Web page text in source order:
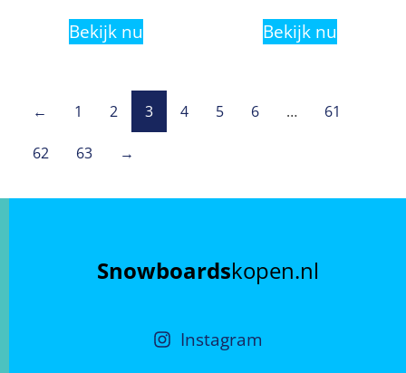
Bekijk nu Bekijk nu
← 1 2 3 4 5 6 … 61
62 63 →
Snowboardskopen.nl
Instagram